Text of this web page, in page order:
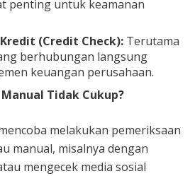
penting untuk keamanan
(Credit Check): Terutama
berhubungan langsung
keuangan perusahaan.
Tidak Cukup?
melakukan pemeriksaan
manual, misalnya dengan
mengecek media sosial